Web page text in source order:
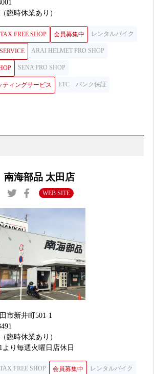
臨時休業あり）
TAX FREE SHOP 会員募集中 レンタルバイク
ARAI HELMET PRO SHOP
SENA PRO SHOP
ティングサービス ETC パンク保証
南海部品 太田店
WEB SITE
市新井町501-1
臨時休業あり）
より毎週火曜日店休日
TAX FREE SHOP 会員募集中 レンタルバイク